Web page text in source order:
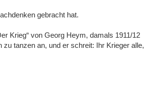
gebracht hat.
Krieg“ von Georg Heym, damals 1911/12
tanzen an, und er schreit: Ihr Krieger alle,